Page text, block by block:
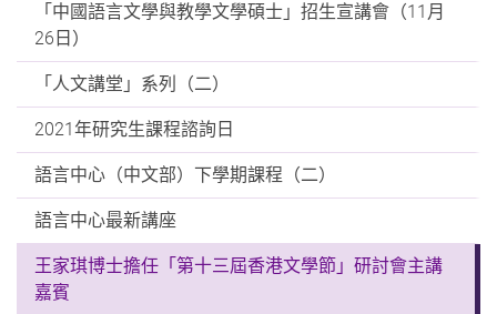
「中國語言文學與教學文學碩士」招生宣講會（11月
26日）
「人文講堂」系列（二）
2021年研究生課程諮詢日
語言中心（中文部）下學期課程（二）
語言中心最新講座
王家琪博士擔任「第十三屆香港文學節」研討會主講
嘉賓